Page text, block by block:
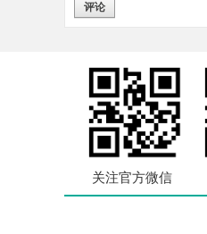
评论
关注官方微信